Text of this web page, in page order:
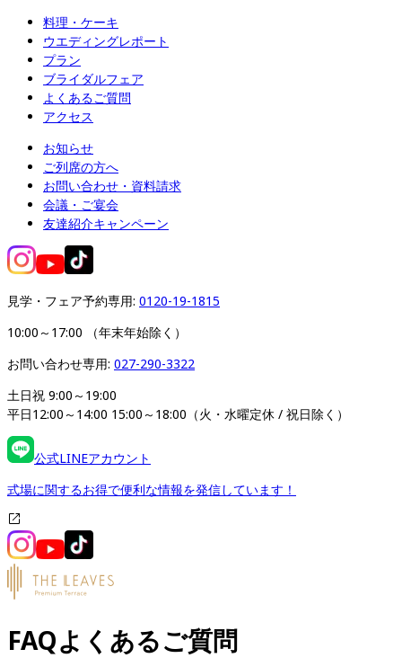
料理・ケーキ
ウエディングレポート
プラン
ブライダルフェア
よくあるご質問
アクセス
お知らせ
ご列席の方へ
お問い合わせ・資料請求
会議・ご宴会
友達紹介キャンペーン
見学・フェア予約専用: 0120-19-1815
10:00～17:00 （年末年始除く）
お問い合わせ専用: 027-290-3322
土日祝 9:00～19:00
平日12:00～14:00 15:00～18:00（火・水曜定休 / 祝日除く）
公式LINEアカウント
式場に関するお得で便利な情報を発信しています！
FAQよくあるご質問